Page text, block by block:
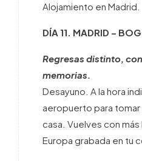
Alojamiento en Madrid.
DÍA 11. MADRID –
Regresas distinto,
memorias.
Desayuno. A la hora
aeropuerto para
casa. Vuelves con más
Europa grabada en tu